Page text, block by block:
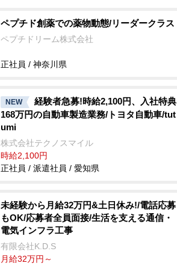
ペプチド創薬での薬物動態/リーダークラス
ペプチドリーム株式会社
正社員 / 神奈川県
NEW
経験者急募!時給2,100円、入社特典
168万円の自動車製造業務/トヨタ自動車/tut
umi
株式会社テクノスマイル
時給2,100円
正社員 / 派遣社員 / 愛知県
未経験から月給32万円&土日休み!/電話応募
もOK/応募者全員面接/生活を支える通信・
電気インフラ工事
有限会社K.D.S
月給32万円～